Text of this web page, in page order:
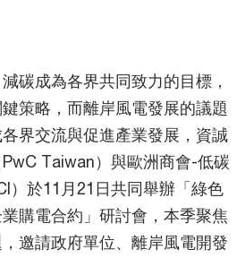
碳成為各界共同致力的目標，
策略，而離岸風電發展的議題
界交流與促進產業發展，資誠
Taiwan）與歐洲商會-低碳
）於11月21日共同舉辦「綠色
購電合約」研討會，本季聚焦
邀請政府單位、離岸風電開發